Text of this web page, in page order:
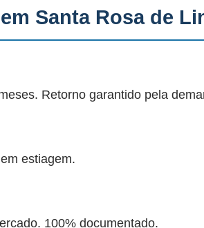
Santa Rosa de
Retorno garantido pela
estiagem.
100% documentado.